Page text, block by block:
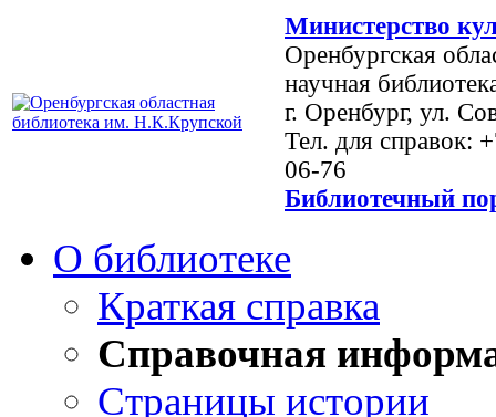
Министерство
Оренбургская
научная
г. Оренбург, ул.
Тел. для справок:
06-76
Библиотечный
О библиотеке
Краткая справка
Справочная
Страницы истории